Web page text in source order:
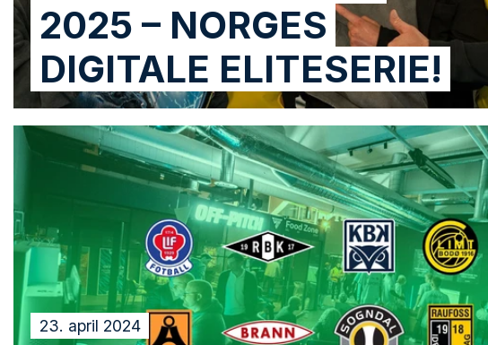
2025 – NORGES
DIGITALE ELITESERIE!
23. april 2024